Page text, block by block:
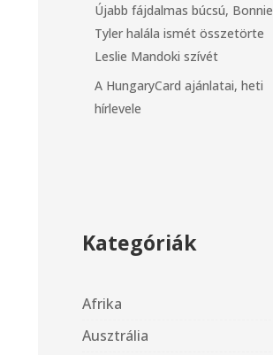
Újabb fájdalmas búcsú, Bonnie
Tyler halála ismét összetörte
Leslie Mandoki szívét
A HungaryCard ajánlatai, heti
hírlevele
Kategóriák
Afrika
Ausztrália